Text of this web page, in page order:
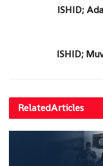
ISHID;
ISHID;
RelatedArticles